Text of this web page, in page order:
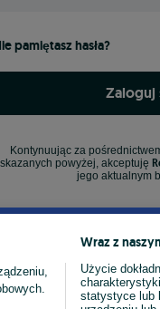
pamiętasz hasła?
Zaloguj
Kontynuując za
powyżej, akceptuję
jego aktualnym
Wraz z
Użycie
statystyce lub